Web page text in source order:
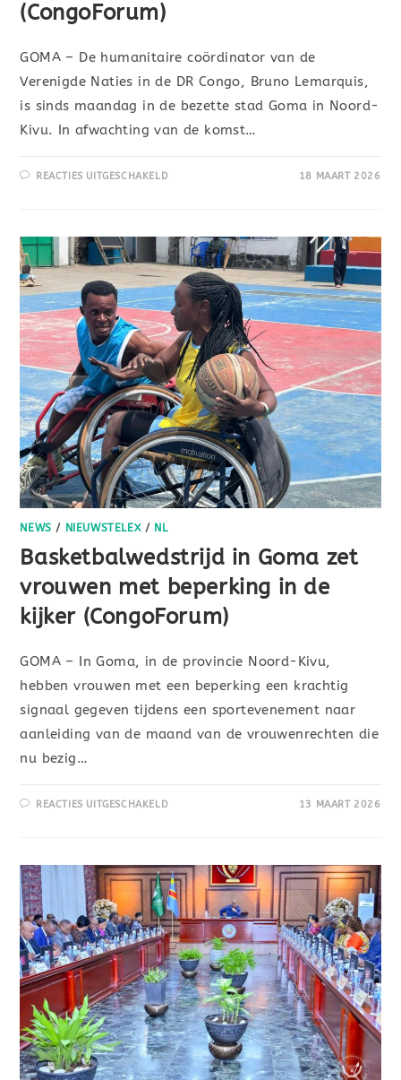
(CongoForum)
GOMA – De humanitaire coördinator van de
Verenigde Naties in de DR Congo, Bruno Lemarquis,
is sinds maandag in de bezette stad Goma in Noord-
Kivu. In afwachting van de komst…
REACTIES UITGESCHAKELD 18 MAART 2026
NEWS / NIEUWSTELEX/ NL
Basketbalwedstrijd in Goma zet
vrouwen met beperking in de
kijker (CongoForum)
GOMA – In Goma, in de provincie Noord-Kivu,
hebben vrouwen met een beperking een krachtig
signaal gegeven tijdens een sportevenement naar
aanleiding van de maand van de vrouwenrechten die
nu bezig…
REACTIES UITGESCHAKELD 13 MAART 2026